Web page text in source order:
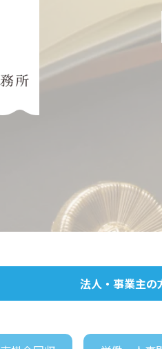
法人・事業主の